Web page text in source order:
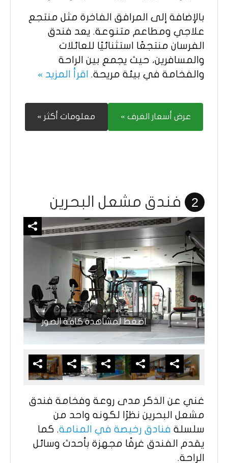
بالإضافة إلى المرافق الفاخرة مثل منتجع
علاجي ومطاعم متنوعة. يعد فندق
الفرسان منتجعًا استثنائيًا للعائلات
والمسافرين، حيث يجمع بين الراحة
والفخامة في بيئة مريحة. اقرأ المزيد »
عرض أسعار الغرف » معلومات أكثر »
2 فندق مشعل البحرين
اضغط لمشاهدة كافة الصور
غني عن الذكر مدى روعة وفخامة فندق
مشعل البحرين نظرًا لكونه واحد من
سلسلة فنادق رخيصة في المنامة. كما
يقدم الفندق غرفًا مجهزة بأحدث وسائل
الراحة.